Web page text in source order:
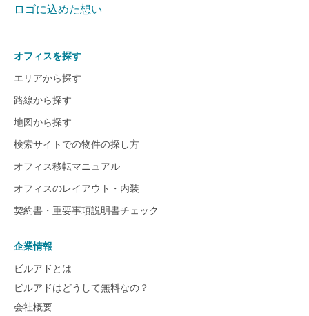
ロゴに込めた想い
オフィスを探す
エリアから探す
路線から探す
地図から探す
検索サイトでの物件の探し方
オフィス移転マニュアル
オフィスのレイアウト・内装
契約書・重要事項説明書チェック
企業情報
ビルアドとは
ビルアドはどうして無料なの？
会社概要